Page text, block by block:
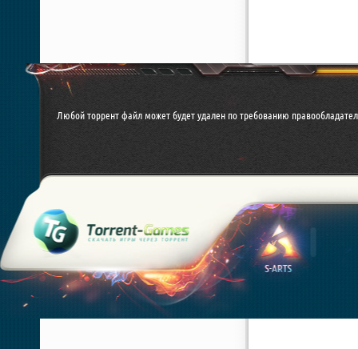
Любой торрент файл может будет удален по требованию